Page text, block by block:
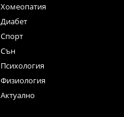
Хомеопатия
Диабет
Спорт
Сън
Психология
Физиология
Актуално